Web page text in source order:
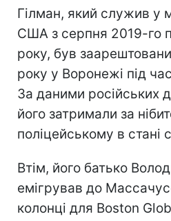
Гілман, який служив у
США з серпня 2019-го
року, був
року у Воронежі під
За даними російських
його затримали за
поліцейському в стані
Втім, його батько
емігрував до
колонці для Boston